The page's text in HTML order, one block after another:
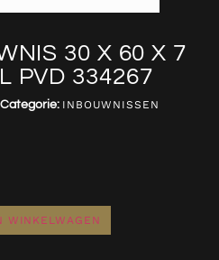
30 X 60 X 7
PVD 334267
Categorie: INBOUWNISSEN
WINKELWAGEN